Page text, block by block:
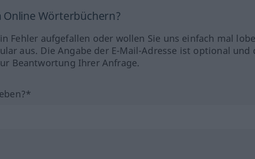
Online Wörterbüchern?
Fehler aufgefallen oder wollen Sie uns einfach mal
aus. Die Angabe der E-Mail-Adresse ist optional und
Beantwortung Ihrer Anfrage.